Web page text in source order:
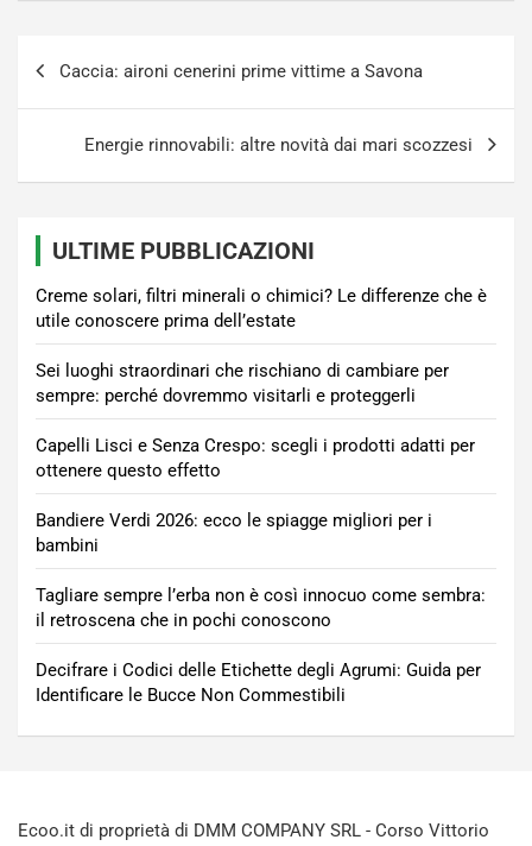
Caccia: aironi cenerini prime vittime a Savona
Energie rinnovabili: altre novità dai mari scozzesi
ULTIME PUBBLICAZIONI
Creme solari, filtri minerali o chimici? Le differenze che è
utile conoscere prima dell’estate
Sei luoghi straordinari che rischiano di cambiare per
sempre: perché dovremmo visitarli e proteggerli
Capelli Lisci e Senza Crespo: scegli i prodotti adatti per
ottenere questo effetto
Bandiere Verdi 2026: ecco le spiagge migliori per i
bambini
Tagliare sempre l’erba non è così innocuo come sembra:
il retroscena che in pochi conoscono
Decifrare i Codici delle Etichette degli Agrumi: Guida per
Identificare le Bucce Non Commestibili
Ecoo.it di proprietà di DMM COMPANY SRL - Corso Vittorio